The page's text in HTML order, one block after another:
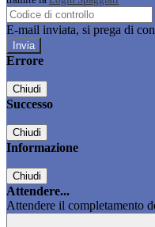
E-mail inviata, si prega di
Errore
Chiudi
Successo
Chiudi
Informazione
Chiudi
Attendere...
Attendere il completamento